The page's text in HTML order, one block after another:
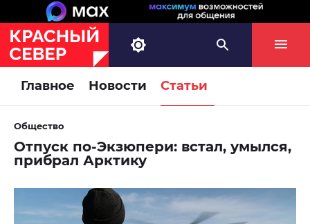
Главное Новости Статьи
Общество
Отпуск по-Экзюпери: встал, умылся,
прибрал Арктику